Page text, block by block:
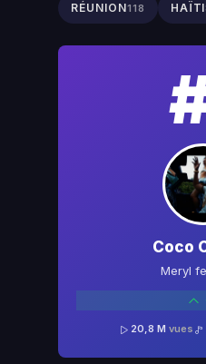
RÉUNION118 HAÏTI
Coco
Meryl
20,8 M vues